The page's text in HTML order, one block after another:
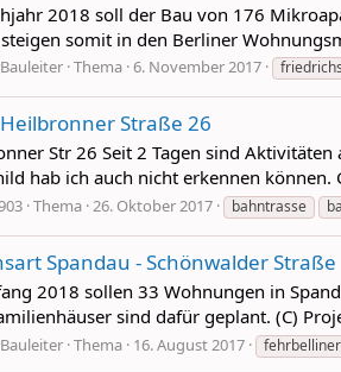
2018 soll der Bau von 176
steigen somit in den Berliner
Thema 6. November 2017
Straße 26
Str 26 Seit 2 Tagen sind
hab ich auch nicht erkennen können.
Thema 26. Oktober 2017 bahntrasse
Spandau - Schönwalder Straße
2018 sollen 33 Wohnungen in
sind dafür geplant. (C)
Thema 16. August 2017